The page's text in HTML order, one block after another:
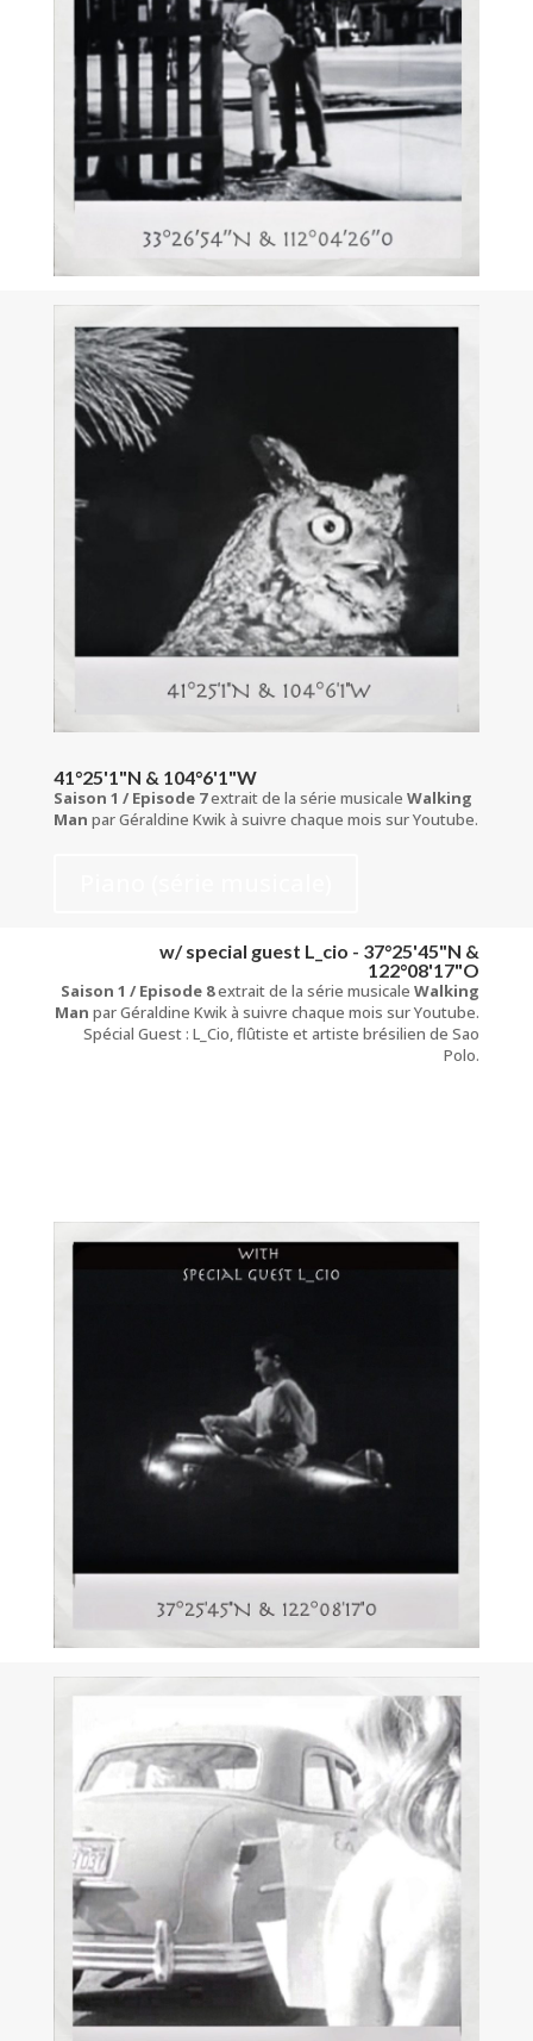
41°25'1"N & 104°6'1"W
Saison 1 / Episode 7extrait de la série musicale Walking
Man par Géraldine Kwik à suivre chaque mois sur Youtube.
w/ special guest L_cio - 37°25'45"N &
122°08'17"O
Saison 1 / Episode 8extrait de la série musicaleWalking
Man par Géraldine Kwik à suivre chaque mois sur Youtube.
Spécial Guest : L_Cio, flûtiste et artiste brésilien de Sao
Polo.